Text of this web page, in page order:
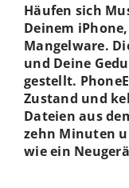
Häufen sich
Deinem
Mangelware.
und Deine
gestellt.
Zustand und
Dateien aus
zehn Minuten
wie ein